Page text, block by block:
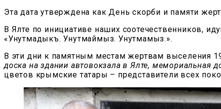
Эта дата утверждена как День скорби и памяти
В Ялте по инициативе наших соотечественников,
«Унутмадыкъ. Унутмаймыз. Унутмамыз.».
В эти дни к памятным местам жертвам выселения
доска на здании автовокзала в Ялте, мемориальная
цветов крымские татары – представители всех